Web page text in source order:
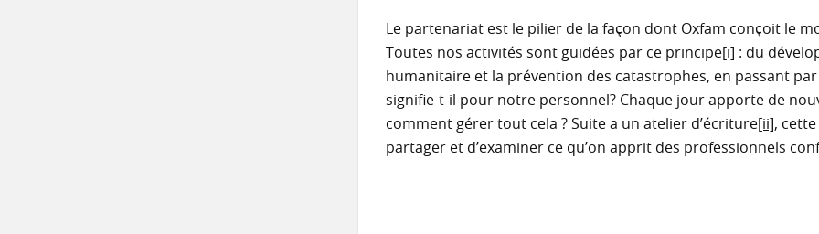
Le partenariat est le pilier de la façon dont Oxfam conçoit le
Toutes nos activités sont guidées par ce principe[i] : du
humanitaire et la prévention des catastrophes, en passant
signifie-t-il pour notre personnel? Chaque jour apporte de
comment gérer tout cela ? Suite a un atelier d’écriture[ii],
partager et d’examiner ce qu’on apprit des professionnels